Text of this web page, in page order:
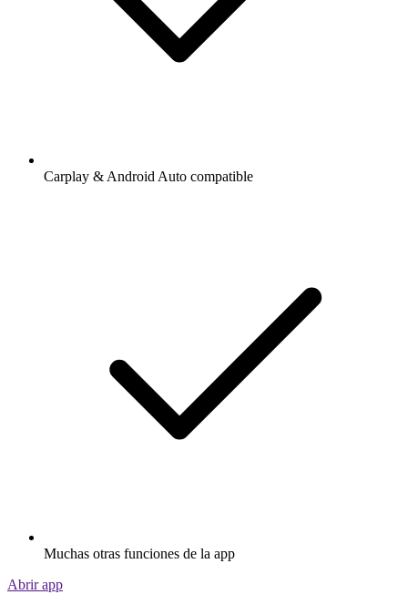
Carplay & Android Auto compatible
Muchas otras funciones de la app
Abrir app